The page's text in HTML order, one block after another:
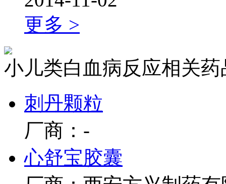
更多 >
小儿类白血病反应相关药
刺丹颗粒
厂商：-
心舒宝胶囊